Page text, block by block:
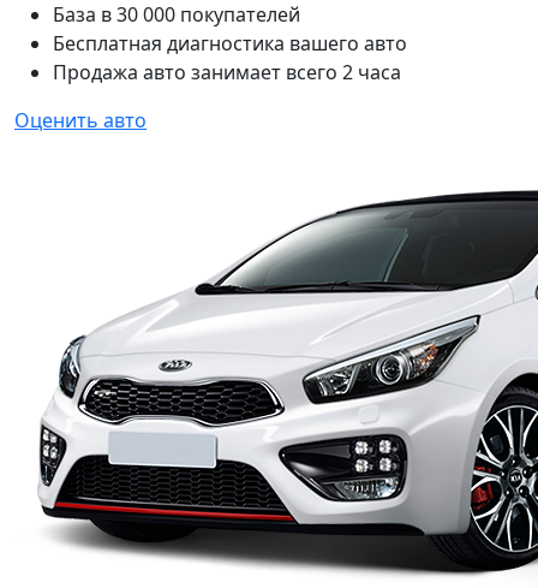
База в 30 000 покупателей
Бесплатная диагностика вашего авто
Продажа авто занимает всего 2 часа
Оценить авто